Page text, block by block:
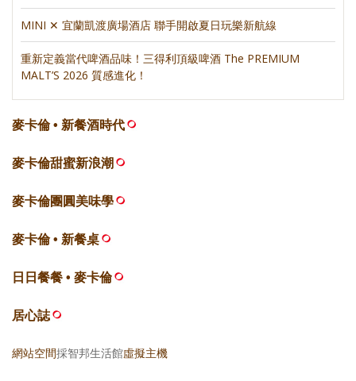
MINI ✕ 宜蘭凱渡廣場酒店 聯手開啟夏日玩樂新航線
重新定義當代啤酒品味！三得利頂級啤酒 The PREMIUM
MALT’S 2026 質感進化！
麥卡倫 • 新餐酒時代
麥卡倫甜蜜新浪潮
麥卡倫團圓美味學
麥卡倫 • 新餐桌
日日餐餐 • 麥卡倫
居心誌
網站空間採智邦生活館虛擬主機